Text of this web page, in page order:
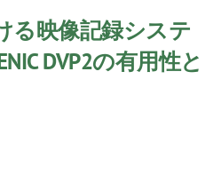
る映像記録システ
DVP2の有用性と